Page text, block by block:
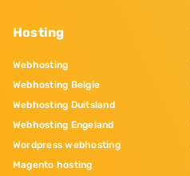
Hosting
Webhosting
Webhosting Belgie
Webhosting Duitsland
Webhosting Engeland
Wordpress webhosting
Magento hosting